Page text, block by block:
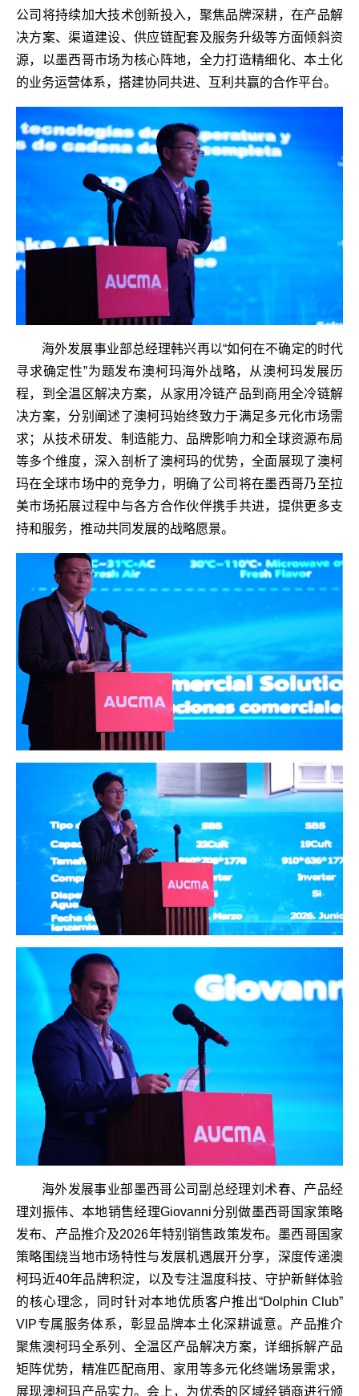
公司将持续加大技术创新投入，聚焦品牌深耕，在产品解
决方案、渠道建设、供应链配套及服务升级等方面倾斜资
源，以墨西哥市场为核心阵地，全力打造精细化、本土化
的业务运营体系，搭建协同共进、互利共赢的合作平台。
海外发展事业部总经理韩兴再以“如何在不确定的时代
寻求确定性”为题发布澳柯玛海外战略，从澳柯玛发展历
程，到全温区解决方案，从家用冷链产品到商用全冷链解
决方案，分别阐述了澳柯玛始终致力于满足多元化市场需
求；从技术研发、制造能力、品牌影响力和全球资源布局
等多个维度，深入剖析了澳柯玛的优势，全面展现了澳柯
玛在全球市场中的竞争力，明确了公司将在墨西哥乃至拉
美市场拓展过程中与各方合作伙伴携手共进，提供更多支
持和服务，推动共同发展的战略愿景。
海外发展事业部墨西哥公司副总经理刘术春、产品经
理刘振伟、本地销售经理Giovanni分别做墨西哥国家策略
发布、产品推介及2026年特别销售政策发布。墨西哥国家
策略围绕当地市场特性与发展机遇展开分享，深度传递澳
柯玛近40年品牌积淀，以及专注温度科技、守护新鲜体验
的核心理念，同时针对本地优质客户推出“Dolphin Club”
VIP专属服务体系，彰显品牌本土化深耕诚意。产品推介
聚焦澳柯玛全系列、全温区产品解决方案，详细拆解产品
矩阵优势，精准匹配商用、家用等多元化终端场景需求，
展现澳柯玛产品实力。会上，为优秀的区域经销商进行颁